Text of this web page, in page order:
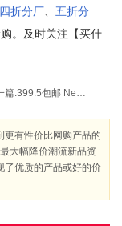
四折分厂
五折分
。及时关注【买什
篇: 399.5包邮 Newsmy纽曼 S790 4G GPS导航仪 黑色 7英寸
更有性价比网购产品的
大幅降价潮流新品资
了优质的产品或好的价